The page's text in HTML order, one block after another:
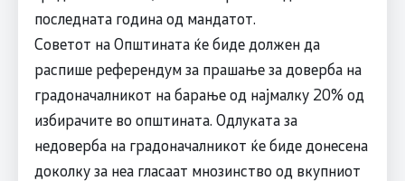
последната година од мандатот.
Советот на Општината ќе биде должен да
распише референдум за прашање за доверба на
градоначалникот на барање од најмалку 20% од
избирачите во општината. Одлуката за
недоверба на градоначалникот ќе биде донесена
доколку за неа гласаат мнозинство од вкупниот